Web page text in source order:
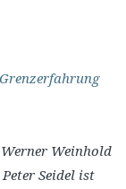
Weinhold
Seidel ist